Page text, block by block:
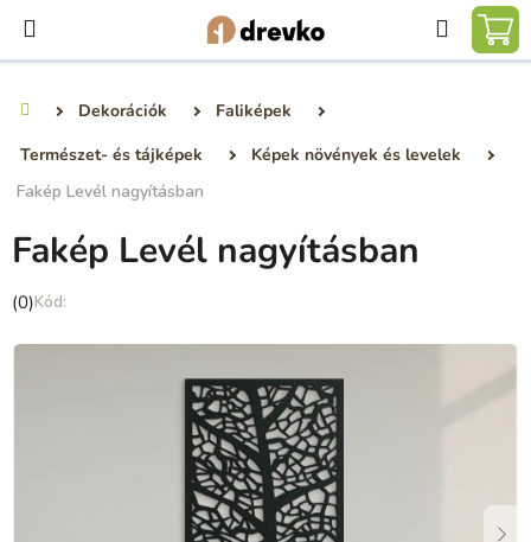
fő
Dekorációk
Faliképek
Természet- és tájképek
Képek növények és levelek
Fakép Levél nagyításban
Fakép Levél nagyításban
A
átlagos
(0)